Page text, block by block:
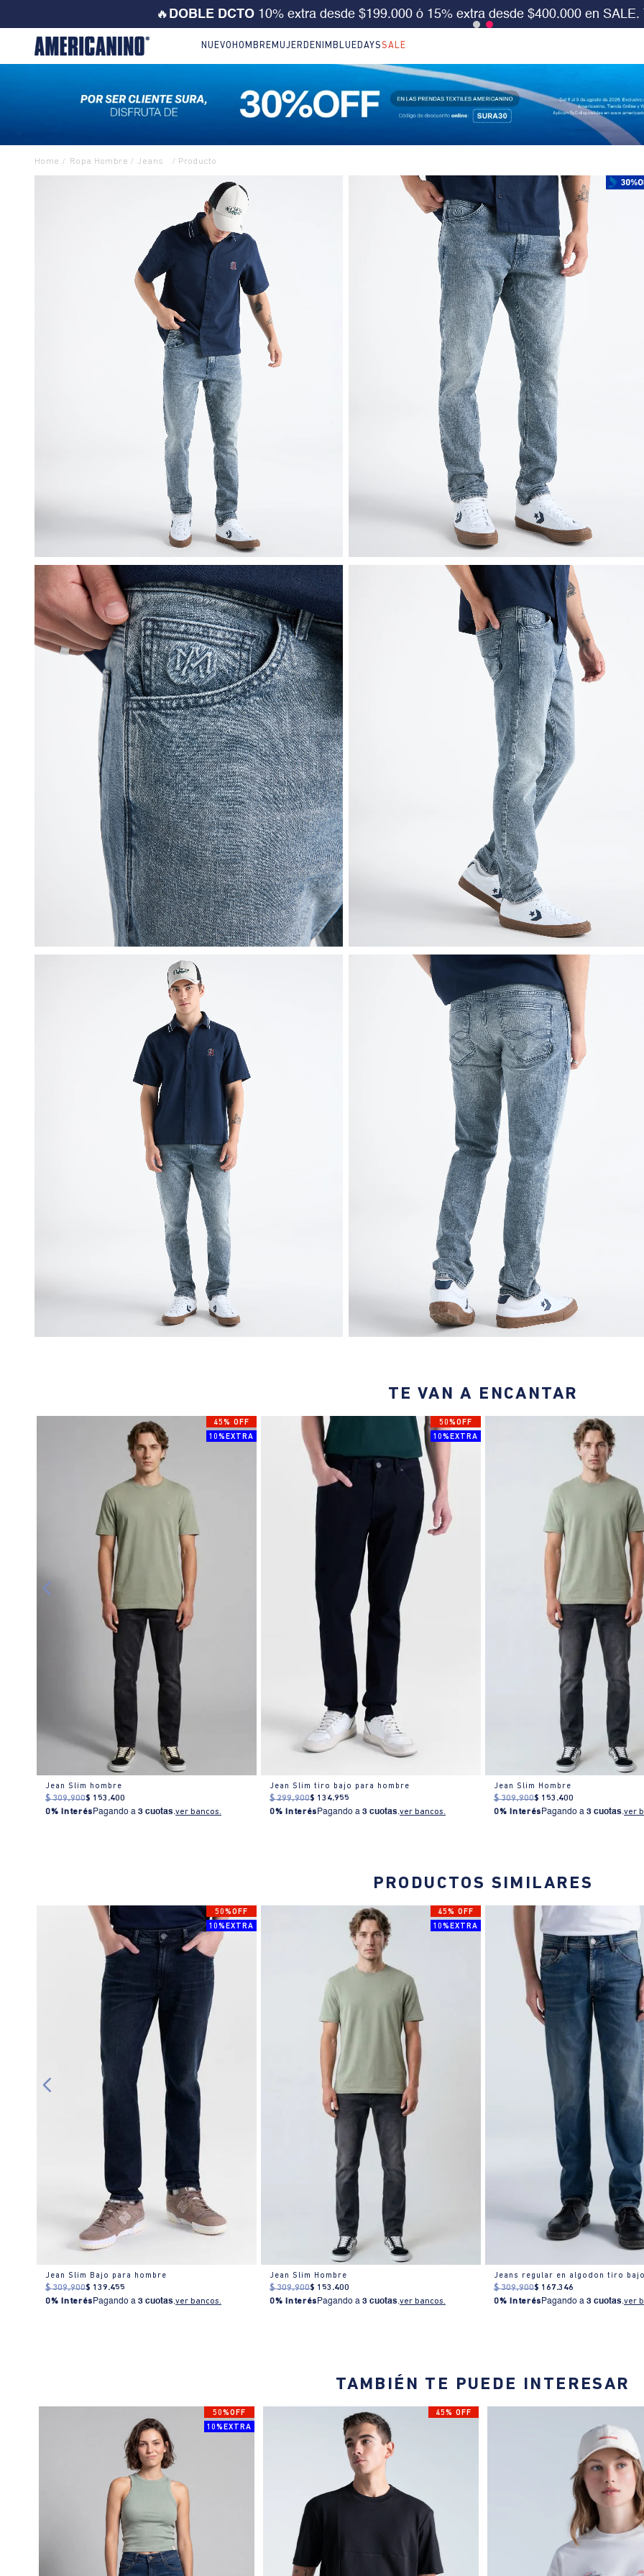
💙 ¡CORRE! Solo este FDS 30%OFF en LO NUEVO. Usa el cód:SURA30Aplica
NUEVO HOMBRE MUJER DENIM BLUEDAYSSALE
Ropa Hombre Jeans
TE VAN A ENCANTAR
45% OFF
10%EXTRA
Jean Slim hombre
$ 309.900$ 153 .400
0% Interés Pagando a3 cuotas.ver bancos.
50%OFF
10%EXTRA
Jean Slim tiro bajo para hombre
$ 299.900$ 134.955
0% Interés Pagando a3 cuotas.ver bancos.
Jean Slim Hombre
$ 309.900$ 153 .400
0% Interés Pagando a3 cuotas.ver
PRODUCTOS SIMILARES
50%OFF
10%EXTRA
Jean Slim Bajo para hombre
$ 309.900$ 139.455
0% Interés Pagando a3 cuotas.ver bancos.
45% OFF
10%EXTRA
Jean Slim Hombre
$ 309.900$ 153 .400
0% Interés Pagando a3 cuotas.ver bancos.
Jeans regular en algodon tiro bajo
$ 309.900$ 167.346
0% Interés Pagando a3 cuotas.ver
TAMBIÉN TE PUEDE INTERESAR
50%OFF
10%EXTRA
45% OFF